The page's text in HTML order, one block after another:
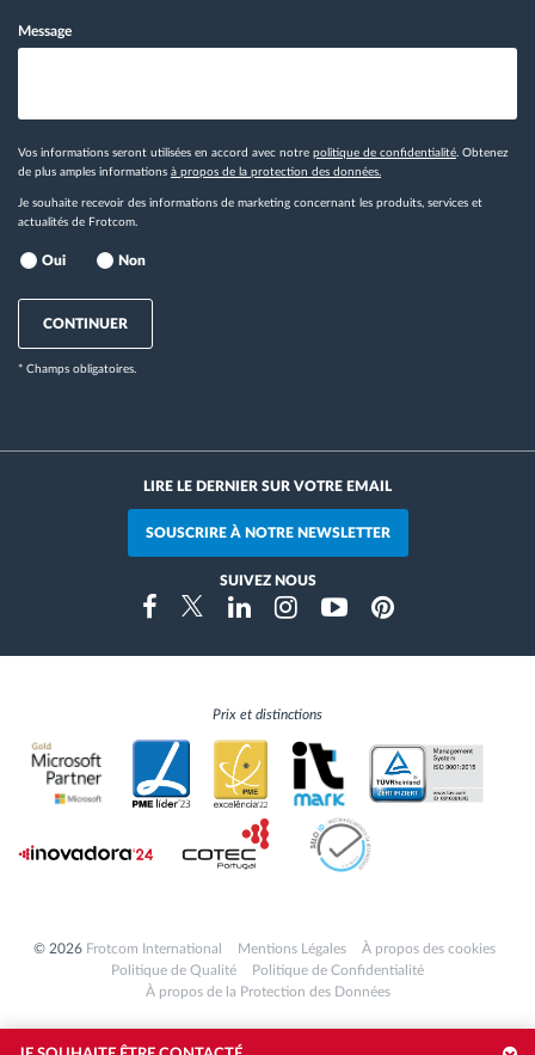
Message
Vos informations seront utilisées en accord avec notre politique de confidentialité. Obtenez
de plus amples informations à propos de la protection des données.
Je souhaite recevoir des informations de marketing concernant les produits, services et
actualités de Frotcom.
Oui Non
CONTINUER
* Champs obligatoires.
LIRE LE DERNIER SUR VOTRE EMAIL
SOUSCRIRE À NOTRE NEWSLETTER
SUIVEZ NOUS
FacebookTwitterLinkedinInstragramYoutubePinterest
Prix et distinctions
© 2026 Frotcom International Mentions Légales
À propos des cookies
Politique de Qualité
Politique de Confidentialité
À propos de la Protection des Données